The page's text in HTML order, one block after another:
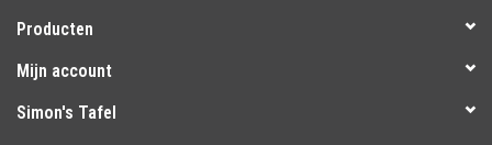
Producten
Mijn account
Simon's Tafel